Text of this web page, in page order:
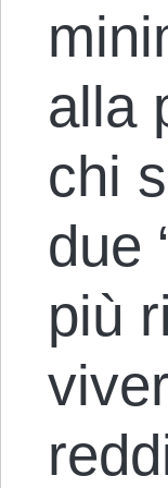
alla
chi
due
più